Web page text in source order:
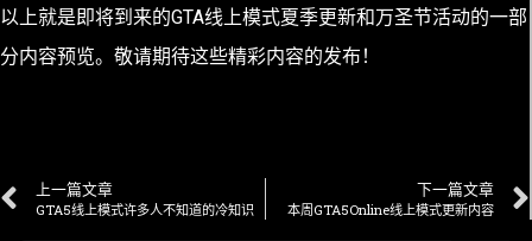
以上就是即将到来的GTA线上模式夏季更新和万圣节活动的一部
分内容预览。敬请期待这些精彩内容的发布！
上一篇文章
GTA5线上模式许多人不知道的冷知识
下一篇文章
本周GTA5Online线上模式更新内容